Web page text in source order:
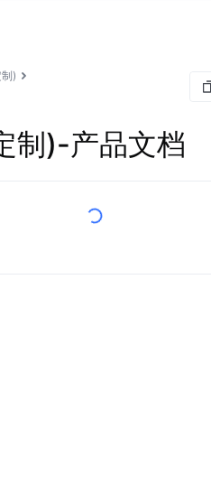
)
制)-产品文档